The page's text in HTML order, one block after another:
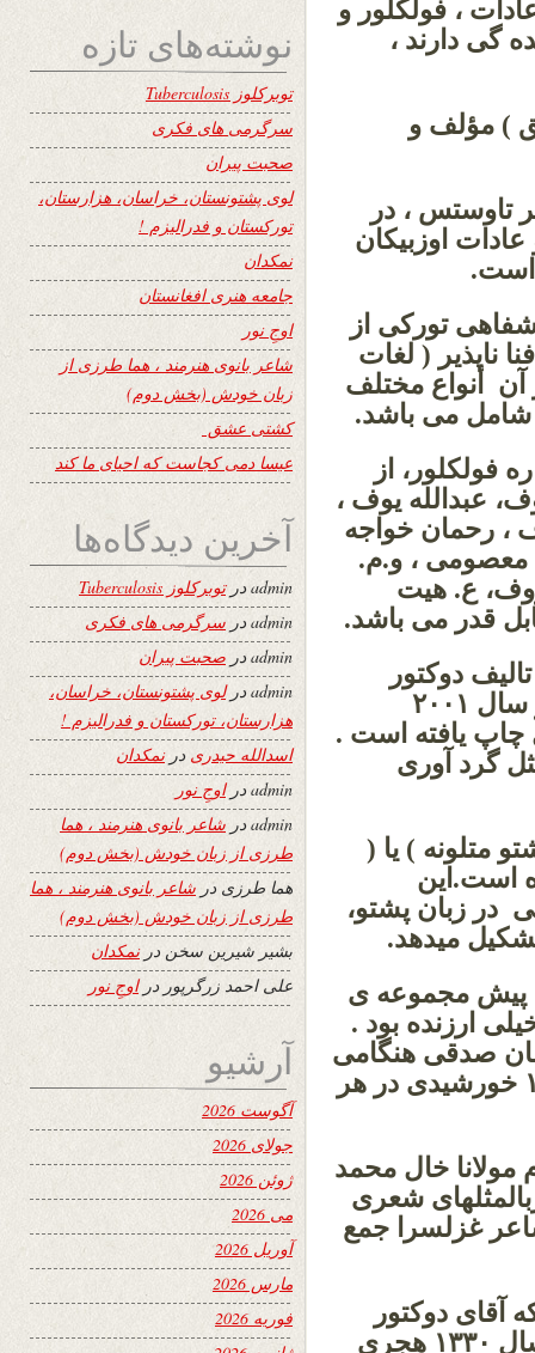
، فولکلور و
گی دارند ،
) مؤلف و
تاوستس ، در
اوزبیکان
است.
تورکی از
ناپذیر ( لغات
أنواع مختلف
شامل می باشد.
فولکلور، از
عبدالله یوف ،
، رحمان خواجه
معصومی ، و.م.
ع. هیت
قدر می باشد.
دوکتور
عنایت الله شهرانیست. این اثر گرانبها در سال ۲۰۰۱
چاپ یافته است .
گرد آوری
متلونه ) یا (
است.این
در زبان پشتو،
میدهد.
پیش مجموعه ی
ارزنده بود .
صدقی هنگامی
که مدیر روزنامه ی انیس بود درسال ۱۳۲۶ خورشیدی در هر
خال محمد
شعری
غزلسرا جمع
دوکتور
محمد تقی مقتدری ترتیب داده بودند در سال ۱۳۳۰ هجری
نوشته‌های تازه
توبرکلوز Tuberculosis
سرگرمی های فکری
صحبت پیران
لوی پشتونستان، خراسان، هزارستان،
تورکستان و فدرالیزم !
نمکدان
جامعه هنری افغانستان
اوجِ نور
شاعر بانوی هنرمند ، هما طرزی از
زبان خودش (بخش دوم)
کشتی عشق
عیسا دمی کجاست که احیای ما کند
آخرین دیدگاه‌ها
adminدرتوبرکلوز Tuberculosis
admin در سرگرمی های فکری
admin در صحبت پیران
adminدرلوی پشتونستان، خراسان،
هزارستان، تورکستان و فدرالیزم !
اسدالله حیدری درنمکدان
adminدراوجِ نور
adminدر شاعر بانوی هنرمند ، هما
طرزی از زبان خودش (بخش دوم)
هما طرزی در شاعر بانوی هنرمند ، هما
طرزی از زبان خودش (بخش دوم)
بشیر شیرین سخن درنمکدان
علی احمد زرگرپور دراوجِ نور
آرشیو
آگوست 2026
جولای 2026
ژوئن 2026
می 2026
آوریل 2026
مارس 2026
فوریه 2026